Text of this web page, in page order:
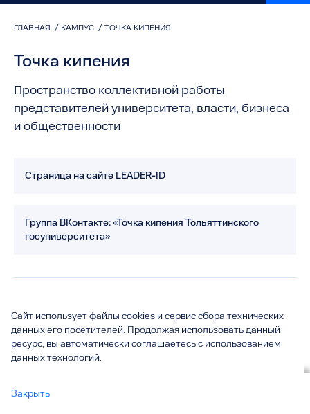
ГЛАВНАЯ / КАМПУС / ТОЧКА КИПЕНИЯ
Точка кипения
Вы смотрите
Пространство коллективной работы
представителей университета, власти, бизнеса
и общественности
Страница на сайте LEADER-ID
Группа ВКонтакте: «Точка кипения Тольяттинского
госуниверситета»
01 Корпуса ТГУ
02 Общежития
Сайт использует файлы cookies и сервис сбора технических
данных его посетителей. Продолжая использовать данный
ресурс, вы автоматически соглашаетесь с использованием
данных технологий.
Закрыть